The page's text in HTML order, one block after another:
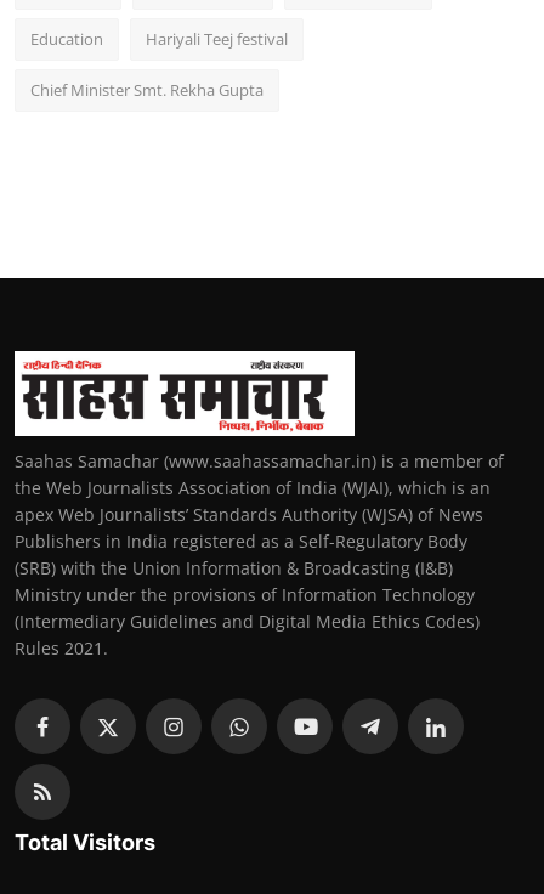
Education Hariyali Teej festival
Chief Minister Smt. Rekha Gupta
Saahas Samachar (www.saahassamachar.in) is a member of
the Web Journalists Association of India (WJAI), which is an
apex Web Journalists’ Standards Authority (WJSA) of News
Publishers in India registered as a Self-Regulatory Body
(SRB) with the Union Information & Broadcasting (I&B)
Ministry under the provisions of Information Technology
(Intermediary Guidelines and Digital Media Ethics Codes)
Rules 2021.
Total Visitors